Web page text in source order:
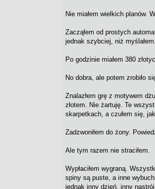
Nie miałem wielkich planów.
Zacząłem od prostych
jednak szybciej, niż
Po godzinie miałem 380
No dobra, ale potem zrobiło
Znalazłem grę z motywem
złotem. Nie żartuję. Te
skarpetkach, a czułem się,
Zadzwoniłem do żony.
Ale tym razem nie straciłem.
Wypłaciłem wygraną.
spiny są puste, a inne
jednak inny dzień, inny